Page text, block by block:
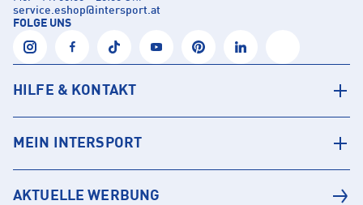
service.eshop@intersport.at
FOLGE UNS
HILFE & KONTAKT
MEIN INTERSPORT
AKTUELLE WERBUNG